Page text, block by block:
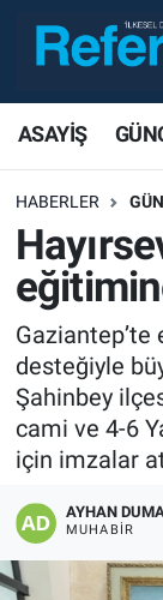
ASAYİŞ
HABERLER
Gaziantep’te
desteğiyle
Şahinbey
cami ve 4-6
için imzalar
AYHAN
MUHABIR